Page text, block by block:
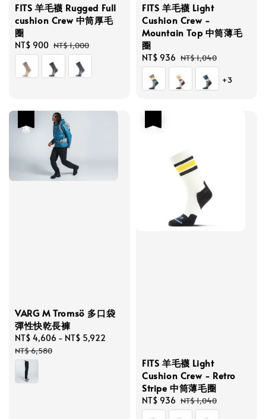
FITS 羊毛襪 Rugged Full
cushion Crew 中筒厚毛
圈
Sale
price
NT$ 900 Regular
price
NT$ 1,000
FITS 羊毛襪 Light
Cushion Crew -
Mountain Top 中筒薄毛
圈
Sale
price
NT$ 936 Regular
price
NT$ 1,040
+3
VARG M Tromsö 多口袋
彈性快乾長褲
Sale
price
NT$ 4,606 - NT$ 5,922
NT$ 6,580
FITS 羊毛襪 Light
Cushion Crew - Retro
Stripe 中筒薄毛圈
Sale
price
NT$ 936 Regular
price
NT$ 1,040